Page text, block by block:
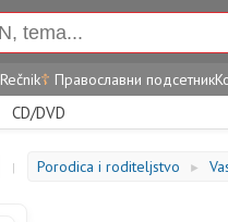
Rečnik☦ Православни подсетник
CD/DVD
| Porodica i roditeljstvo ►